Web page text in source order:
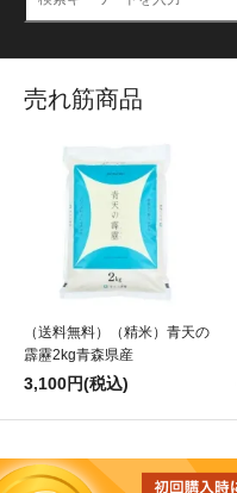
売れ筋商品
（送料無料）（精米）青天の
霹靂2kg青森県産
3,100円(税込)